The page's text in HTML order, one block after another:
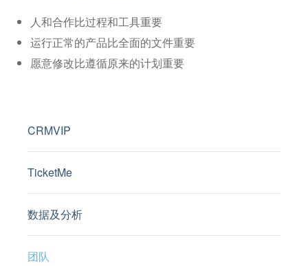
人和合作比过程和工具重要
运行正常的产品比全面的文件重要
愿意修改比遵循原来的计划重要
CRMVIP
TicketMe
数据及分析
团队